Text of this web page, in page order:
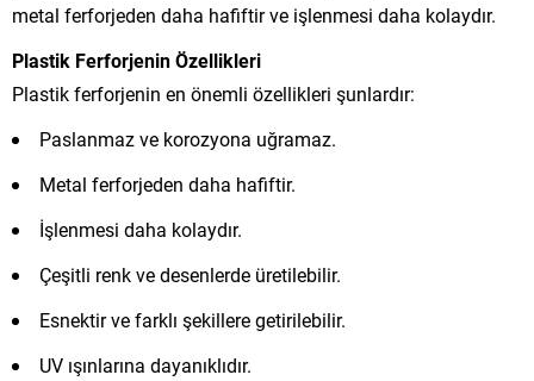
metal ferforjeden daha hafiftir ve işlenmesi daha kolaydır.
Plastik Ferforjenin Özellikleri
Plastik ferforjenin en önemli özellikleri şunlardır:
Paslanmaz ve korozyona uğramaz.
Metal ferforjeden daha hafiftir.
İşlenmesi daha kolaydır.
Çeşitli renk ve desenlerde üretilebilir.
Esnektir ve farklı şekillere getirilebilir.
UV ışınlarına dayanıklıdır.